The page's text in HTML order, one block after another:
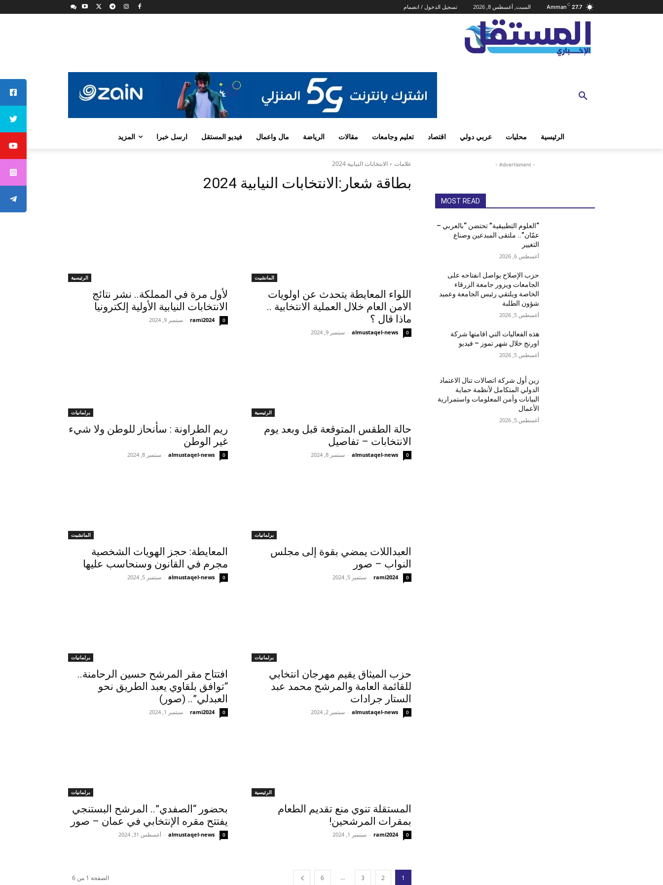
27.7
C
Amman السبت, أغسطس 8, 2026 تسجيل الدخول / انضمام
الرئيسية محليات عربي دولي اقتصاد تعليم وجامعات مقالات الرياضة مال واعمال فيديو المستقل ارسل خبرا المزيد
علامات الانتخابات النيابية 2024
بطاقة شعار:الانتخابات النيابية 2024
المانشيت
اللواء المعايطة يتحدث عن اولويات
الامن العام خلال العملية الانتخابية ..
ماذا قال ؟
almustaqel-news
- سبتمبر 9, 2024 0
الرئيسية
لأول مرة في المملكة.. نشر نتائج
الانتخابات النيابية الأولية إلكترونيا
rami2024
- سبتمبر 9, 2024 0
الرئيسية
حالة الطقس المتوقعة قبل وبعد يوم
الانتخابات – تفاصيل
almustaqel-news
- سبتمبر 8, 2024 0
برلمانيات
ريم الطراونة : سأنحاز للوطن ولا شيء
غير الوطن
almustaqel-news
- سبتمبر 8, 2024 0
برلمانيات
العبداللات يمضي بقوة إلى مجلس
النواب – صور
rami2024
- سبتمبر 5, 2024 0
المانشيت
المعايطة: حجز الهويات الشخصية
مجرم في القانون وسنحاسب عليها
almustaqel-news
- سبتمبر 5, 2024 0
برلمانيات
حزب الميثاق يقيم مهرجان انتخابي
للقائمة العامة والمرشح محمد عبد
الستار جرادات
almustaqel-news
- سبتمبر 2, 2024 0
برلمانيات
افتتاح مقر المرشح حسين الرحامنة..
“توافق بلقاوي يعبد الطريق نحو
العبدلي”.. (صور)
rami2024
- سبتمبر 1, 2024 0
الرئيسية
المستقلة تنوي منع تقديم الطعام
بمقرات المرشحين!
rami2024
- سبتمبر 1, 2024 0
برلمانيات
بحضور “الصفدي”.. المرشح البستنجي
يفتتح مقره الإنتخابي في عمان – صور
almustaqel-news
- أغسطس 31, 2024 0
1
2
3
...
6 الصفحة 1 من 6
- Advertisment -
MOST READ
“العلوم التطبيقية” تحتضن “بالعربي –
عمّان”.. ملتقى المبدعين وصناع
التغيير
أغسطس 6, 2026
حزب الإصلاح يواصل انفتاحه على
الجامعات ويزور جامعة الزرقاء
الخاصة ويلتقي رئيس الجامعة وعميد
شؤون الطلبة
أغسطس 5, 2026
هذه الفعاليات التي اقامتها شركة
اورنج خلال شهر تموز – فيديو
أغسطس 5, 2026
زين أول شركة اتصالات تنال الاعتماد
الدولي المتكامل لأنظمة حماية
البيانات وأمن المعلومات واستمرارية
الأعمال
أغسطس 5, 2026